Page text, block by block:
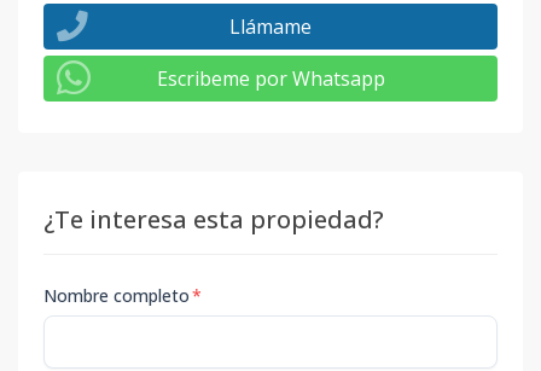
Llámame
Escribeme por Whatsapp
¿Te interesa esta propiedad?
Nombre completo*